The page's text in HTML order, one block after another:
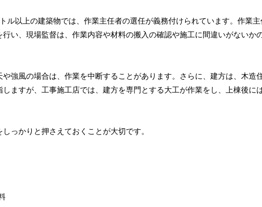
ル以上の建築物では、作業主任者の選任が義務付けられています。作業
い、現場監督は、作業内容や材料の搬入の確認や施工に間違いがないか
強風の場合は、作業を中断することがあります。さらに、建方は、木造
ますが、工事施工店では、建方を専門とする大工が作業をし、上棟後に
っかりと押さえておくことが大切です。